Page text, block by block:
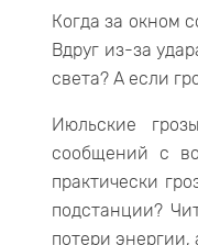
Когда за окном
Вдруг из-за
света? А если
Июльские
сообщений с
практически
подстанции?
потери энергии,